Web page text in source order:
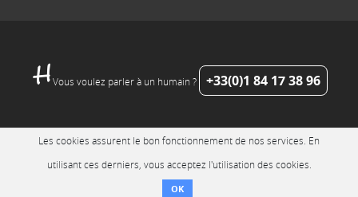
Vous voulez parler à un humain ? +33(0)1 84 17 38 96
Les cookies assurent le bon fonctionnement de nos services. En
utilisant ces derniers, vous acceptez l'utilisation des cookies.
OK